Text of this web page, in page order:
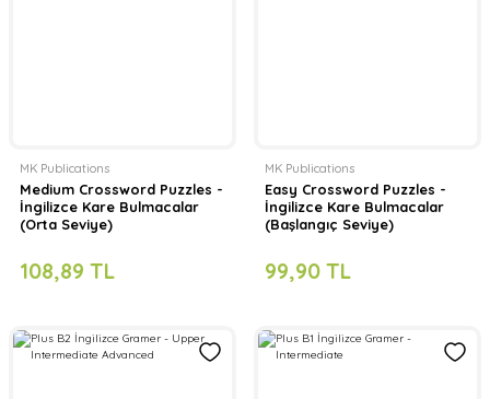
MK Publications
Medium Crossword Puzzles -
İngilizce Kare Bulmacalar
(Orta Seviye)
108,89 TL
MK Publications
Easy Crossword Puzzles -
İngilizce Kare Bulmacalar
(Başlangıç Seviye)
99,90 TL